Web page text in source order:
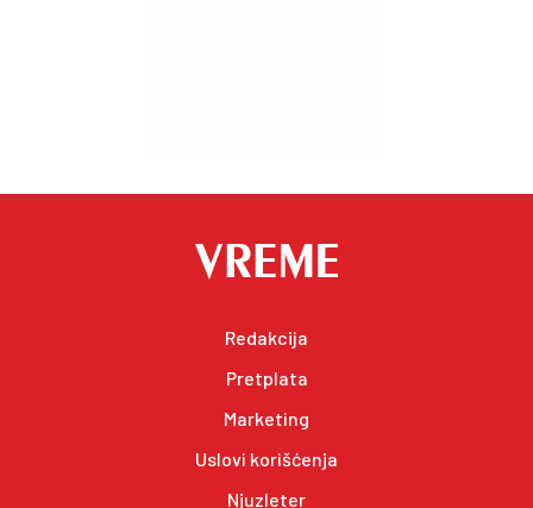
Redakcija
Pretplata
Marketing
Uslovi korišćenja
Njuzleter